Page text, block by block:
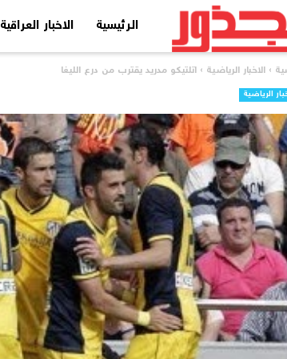
الرئيسية الاخبار العراقية
› الاخبار الرياضية › اتلتيكو مدريد يقترب من درع الليغا
الرياضية